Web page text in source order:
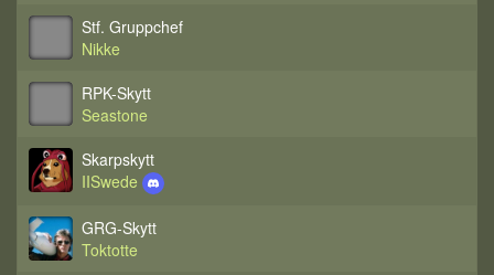
Stf. Gruppchef
Nikke
RPK-Skytt
Seastone
Skarpskytt
IISwede
GRG-Skytt
Toktotte